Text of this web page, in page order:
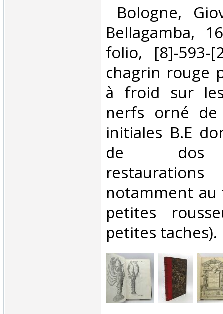
Bologne,
Bellagamba,
folio, [8]-593-
chagrin rouge
à froid sur
nerfs orné
initiales B.E
de dos
notamment
petites
petites taches). ‎